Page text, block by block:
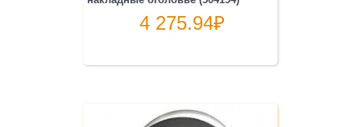
4 275.94₽